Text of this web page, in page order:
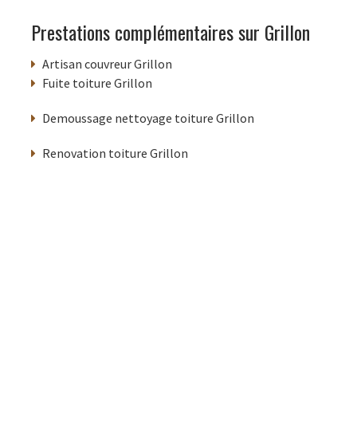
Prestations complémentaires sur Grillon
Artisan couvreur Grillon
Fuite toiture Grillon
Demoussage nettoyage toiture Grillon
Renovation toiture Grillon